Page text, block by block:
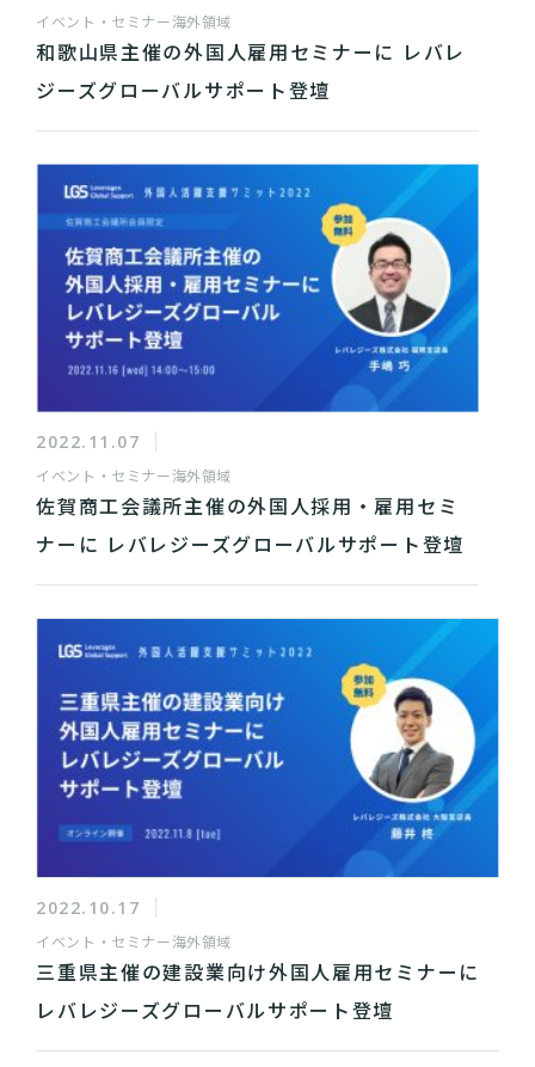
イベント・セミナー海外領域
和歌山県主催の外国人雇用セミナーに レバレ
ジーズグローバルサポート登壇
2022.11.07
イベント・セミナー海外領域
佐賀商工会議所主催の外国人採用・雇用セミ
ナーに レバレジーズグローバルサポート登壇
2022.10.17
イベント・セミナー海外領域
三重県主催の建設業向け外国人雇用セミナーに
レバレジーズグローバルサポート登壇